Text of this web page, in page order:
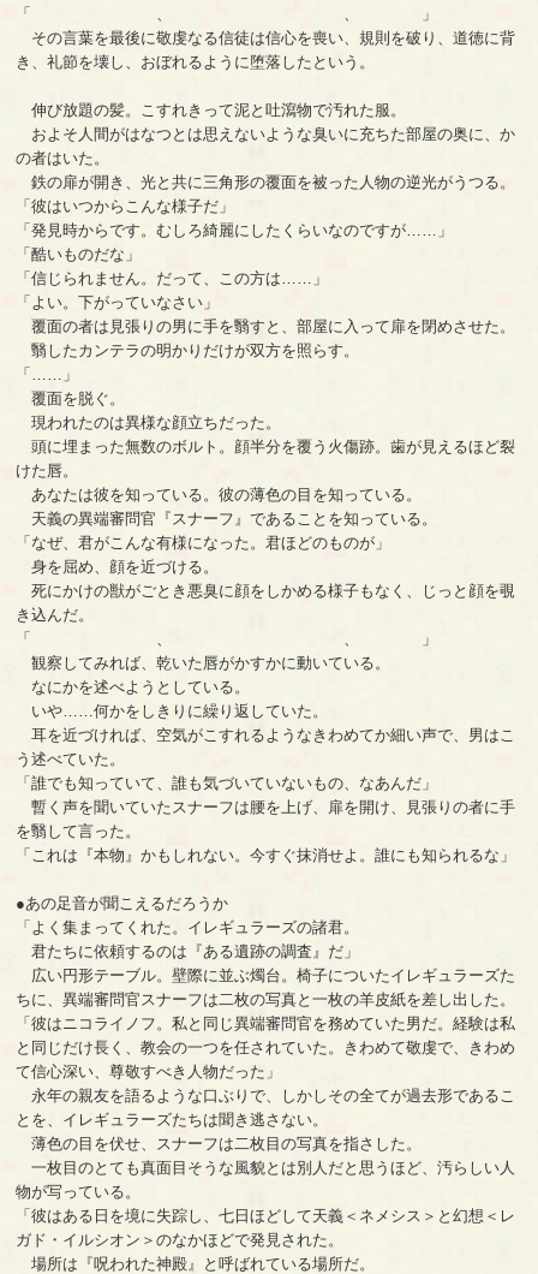
「 、 、 」
その言葉を最後に敬虔なる信徒は信心を喪い、規則を破り、道徳に背
き、礼節を壊し、おぼれるように堕落したという。
伸び放題の髪。こすれきって泥と吐瀉物で汚れた服。
およそ人間がはなつとは思えないような臭いに充ちた部屋の奥に、か
の者はいた。
鉄の扉が開き、光と共に三角形の覆面を被った人物の逆光がうつる。
「彼はいつからこんな様子だ」
「発見時からです。むしろ綺麗にしたくらいなのですが……」
「酷いものだな」
「信じられません。だって、この方は……」
「よい。下がっていなさい」
覆面の者は見張りの男に手を翳すと、部屋に入って扉を閉めさせた。
翳したカンテラの明かりだけが双方を照らす。
「……」
覆面を脱ぐ。
現われたのは異様な顔立ちだった。
頭に埋まった無数のボルト。顔半分を覆う火傷跡。歯が見えるほど裂
けた唇。
あなたは彼を知っている。彼の薄色の目を知っている。
天義の異端審問官『スナーフ』であることを知っている。
「なぜ、君がこんな有様になった。君ほどのものが」
身を屈め、顔を近づける。
死にかけの獣がごとき悪臭に顔をしかめる様子もなく、じっと顔を覗
き込んだ。
「 、 、 」
観察してみれば、乾いた唇がかすかに動いている。
なにかを述べようとしている。
いや……何かをしきりに繰り返していた。
耳を近づければ、空気がこすれるようなきわめてか細い声で、男はこ
う述べていた。
「誰でも知っていて、誰も気づいていないもの、なあんだ」
暫く声を聞いていたスナーフは腰を上げ、扉を開け、見張りの者に手
を翳して言った。
「これは『本物』かもしれない。今すぐ抹消せよ。誰にも知られるな」
●あの足音が聞こえるだろうか
「よく集まってくれた。イレギュラーズの諸君。
君たちに依頼するのは『ある遺跡の調査』だ」
広い円形テーブル。壁際に並ぶ燭台。椅子についたイレギュラーズた
ちに、異端審問官スナーフは二枚の写真と一枚の羊皮紙を差し出した。
「彼はニコライノフ。私と同じ異端審問官を務めていた男だ。経験は私
と同じだけ長く、教会の一つを任されていた。きわめて敬虔で、きわめ
て信心深い、尊敬すべき人物だった」
永年の親友を語るような口ぶりで、しかしその全てが過去形であるこ
とを、イレギュラーズたちは聞き逃さない。
薄色の目を伏せ、スナーフは二枚目の写真を指さした。
一枚目のとても真面目そうな風貌とは別人だと思うほど、汚らしい人
物が写っている。
「彼はある日を境に失踪し、七日ほどして天義＜ネメシス＞と幻想＜レ
ガド・イルシオン＞のなかほどで発見された。
場所は『呪われた神殿』と呼ばれている場所だ。